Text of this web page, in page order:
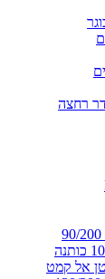
רחצה
אל קמט